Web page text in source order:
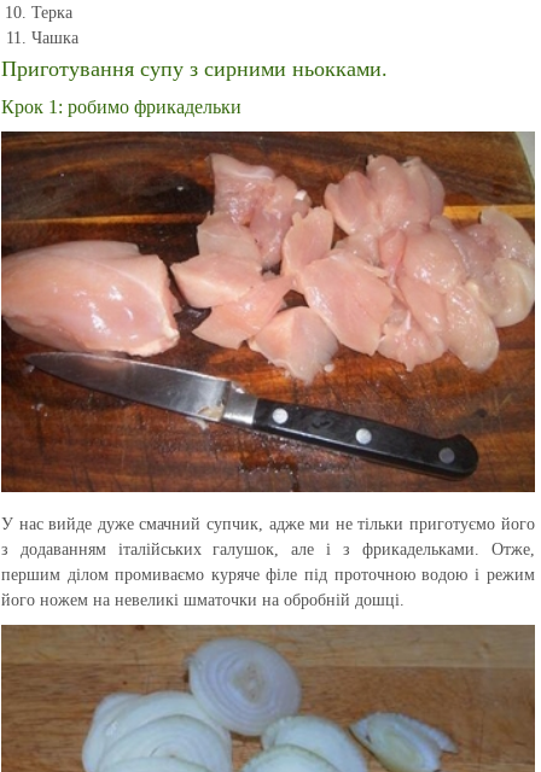
Терка
Чашка
Приготування супу з сирними ньокками.
Крок 1: робимо фрикадельки
У нас вийде дуже смачний супчик, адже ми не тільки приготуємо його
з додаванням італійських галушок, але і з фрикадельками. Отже,
першим ділом промиваємо куряче філе під проточною водою і режим
його ножем на невеликі шматочки на обробній дошці.